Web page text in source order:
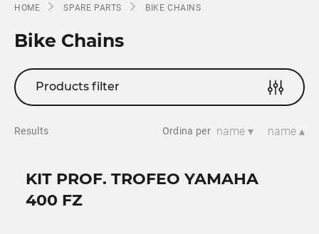
HOME SPARE PARTS BIKE CHAINS
Bike Chains
Products filter
Results Ordina per name ▾ name ▴
KIT PROF. TROFEO YAMAHA
400 FZ